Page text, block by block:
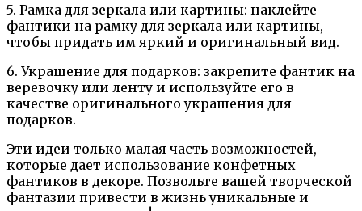
5. Рамка для зеркала или картины: наклейте
фантики на рамку для зеркала или картины,
чтобы придать им яркий и оригинальный вид.
6. Украшение для подарков: закрепите фантик на
веревочку или ленту и используйте его в
качестве оригинального украшения для
подарков.
Эти идеи только малая часть возможностей,
которые дает использование конфетных
фантиков в декоре. Позвольте вашей творческой
фантазии привести в жизнь уникальные и